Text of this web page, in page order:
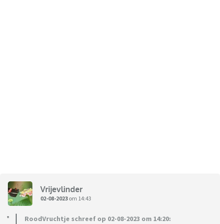
Vrijevlinder
02-08-2023 om 14:43
RoodVruchtje schreef op 02-08-2023 om 14:20: